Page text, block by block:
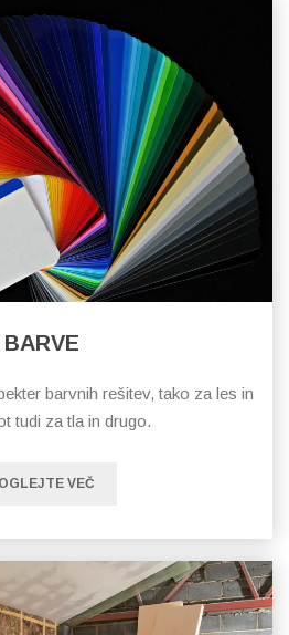
BARVE
barvnih rešitev, tako za les in
tudi za tla in drugo.
VEČ